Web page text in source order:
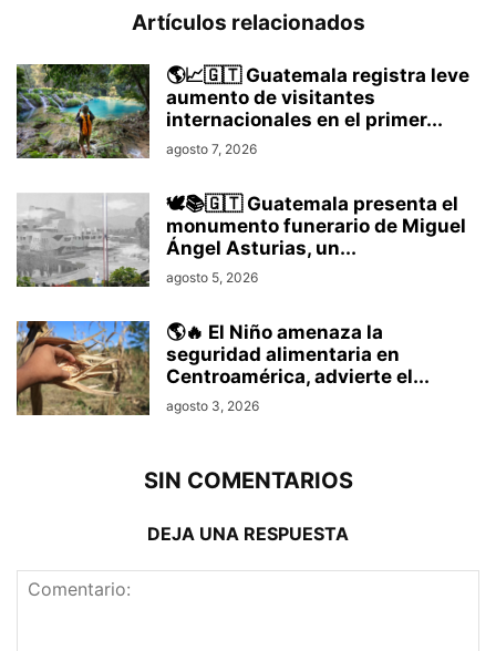
Artículos relacionados
🌎📈🇬🇹 Guatemala registra leve
aumento de visitantes
internacionales en el primer...
agosto 7, 2026
🕊️📚🇬🇹 Guatemala presenta el
monumento funerario de Miguel
Ángel Asturias, un...
agosto 5, 2026
🌎🔥 El Niño amenaza la
seguridad alimentaria en
Centroamérica, advierte el...
agosto 3, 2026
SIN COMENTARIOS
DEJA UNA RESPUESTA